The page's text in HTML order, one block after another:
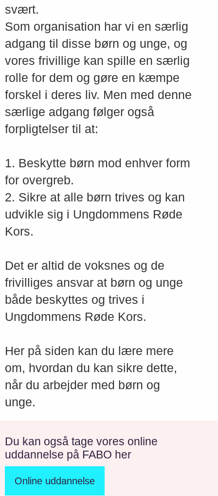
svært.
Som organisation har vi en særlig
adgang til disse børn og unge, og
vores frivillige kan spille en særlig
rolle for dem og gøre en kæmpe
forskel i deres liv. Men med denne
særlige adgang følger også
forpligtelser til at:
1. Beskytte børn mod enhver form
for overgreb.
2. Sikre at alle børn trives og kan
udvikle sig i Ungdommens Røde
Kors.
Det er altid de voksnes og de
frivilliges ansvar at børn og unge
både beskyttes og trives i
Ungdommens Røde Kors.
Her på siden kan du lære mere
om, hvordan du kan sikre dette,
når du arbejder med børn og
unge.
Du kan også tage vores online
uddannelse på FABO her
Online uddannelse